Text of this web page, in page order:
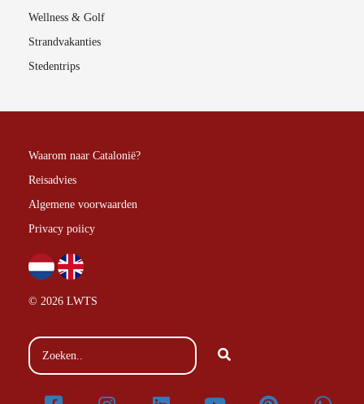
Wellness & Golf
Strandvakanties
Stedentrips
Waarom naar Catalonië?
Reisadvies
Algemene voorwaarden
Privacy poiicy
© 2026 LWTS